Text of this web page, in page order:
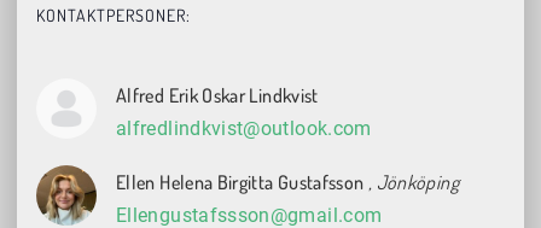
KONTAKTPERSONER:
Alfred Erik Oskar Lindkvist
alfredlindkvist@outlook.com
Ellen Helena Birgitta Gustafsson , Jönköping
Ellengustafssson@gmail.com